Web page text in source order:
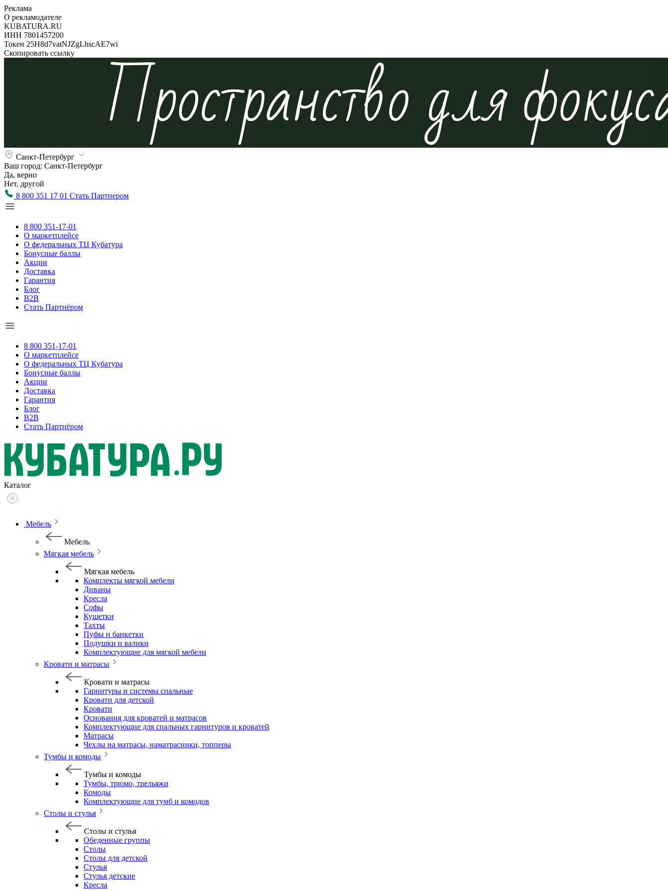
Реклама
О рекламодателе
KUBATURA.RU
ИНН 7801457200
Токен 25H8d7vatNJZgLhscAE7wi
Скопировать ссылку
Санкт-Петербург
Ваш город: Санкт-Петербург
Да, верно
Нет, другой
8 800 351 17 01 Стать Партнером
8 800 351-17-01
О маркетплейсе
О федеральных ТЦ Кубатура
Бонусные баллы
Акции
Доставка
Гарантия
Блог
B2B
Стать Партнёром
8 800 351-17-01
О маркетплейсе
О федеральных ТЦ Кубатура
Бонусные баллы
Акции
Доставка
Гарантия
Блог
B2B
Стать Партнёром
Каталог
Мебель
Мебель
Мягкая мебель
Мягкая мебель
Комплекты мягкой мебели
Диваны
Кресла
Софы
Кушетки
Тахты
Пуфы и банкетки
Подушки и валики
Комплектующие для мягкой мебели
Кровати и матрасы
Кровати и матрасы
Гарнитуры и системы спальные
Кровати для детской
Кровати
Основания для кроватей и матрасов
Комплектующие для спальных гарнитуров и кроватей
Матрасы
Чехлы на матрасы, наматрасники, топперы
Тумбы и комоды
Тумбы и комоды
Тумбы, трюмо, трельяжи
Комоды
Комплектующие для тумб и комодов
Столы и стулья
Столы и стулья
Обеденные группы
Столы
Столы для детской
Стулья
Стулья детские
Кресла